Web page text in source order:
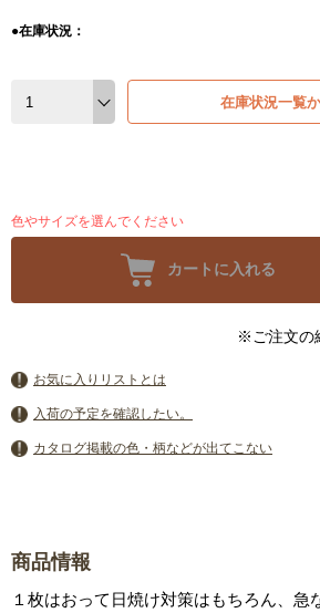
●在庫状況：
在庫状況一覧
色やサイズを選んでください
カートに入れる
※ご注文の
お気に入りリストとは
入荷の予定を確認したい。
カタログ掲載の色・柄などが出てこない
商品情報
１枚はおって日焼け対策はもちろん、急